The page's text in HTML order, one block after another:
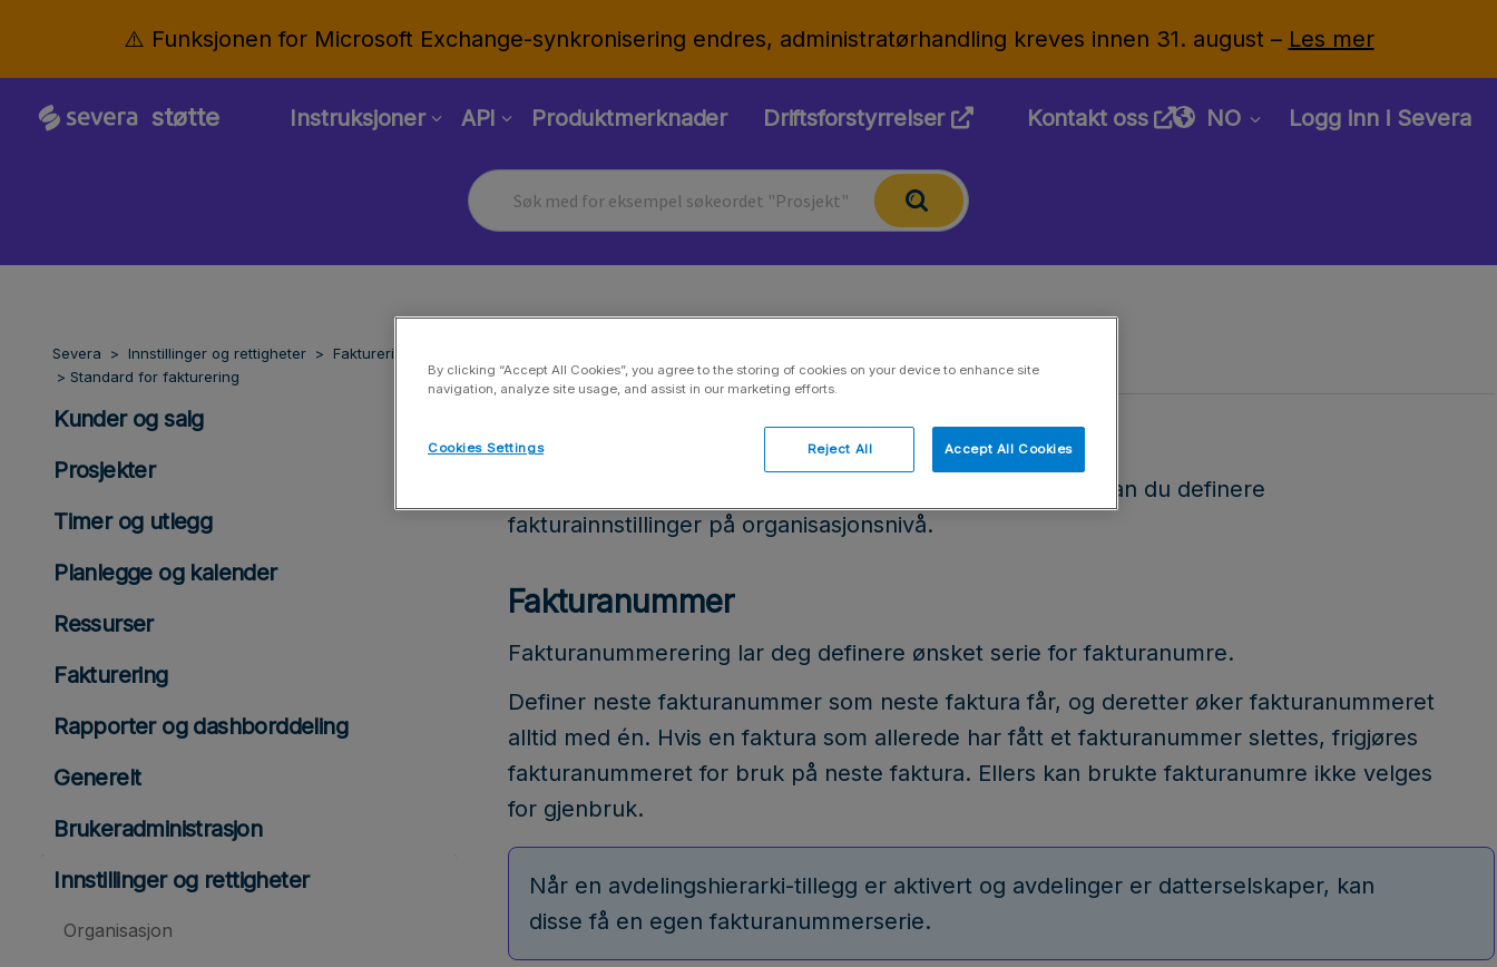
⚠️ Funksjonen for Microsoft Exchange-synkronisering endres, administratørhandling kreves innen 31. august – Les mer
støtte Instruksjoner API Produktmerknader Driftsforstyrrelser Kontakt oss NO Logg inn i Severa
Severa Innstillinger og rettigheter
Fakturering
Standard for fakturering
Kunder og salg
Prosjekter
Timer og utlegg
Planlegge og kalender
Ressurser
Fakturering
Rapporter og dashborddeling
Generelt
Brukeradministrasjon
Innstillinger og rettigheter
Organisasjon
alta kan du definere
fakturainnstillinger på organisasjonsnivå.
Fakturanummer
Fakturanummerering lar deg definere ønsket serie for fakturanumre.
Definer neste fakturanummer som neste faktura får, og deretter øker fakturanummeret
alltid med én. Hvis en faktura som allerede har fått et fakturanummer slettes, frigjøres
fakturanummeret for bruk på neste faktura. Ellers kan brukte fakturanumre ikke velges
for gjenbruk.
Når en avdelingshierarki-tillegg er aktivert og avdelinger er datterselskaper, kan
disse få en egen fakturanummerserie.
By clicking “Accept All Cookies”, you agree to the storing of cookies on your device to enhance site
navigation, analyze site usage, and assist in our marketing efforts.
Cookies Settings Reject All Accept All Cookies